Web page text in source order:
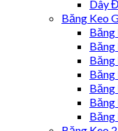
Dây
Băng Keo
Băng
Băng
Băng
Băng
Băng
Băng